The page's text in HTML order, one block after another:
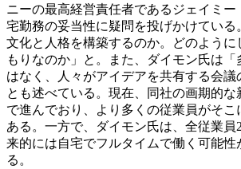
ニーの最高経営責任者であるジェイミー
宅勤務の妥当性に疑問を投げかけている
文化と人格を構築するのか。どのように
もりなのか」と。また、ダイモン氏は
はなく、人々がアイデアを共有する会議
とも述べている。現在、同社の画期的
で進んでおり、より多くの従業員がそ
ある。一方で、ダイモン氏は、全従業員
来的には自宅でフルタイムで働く可能性
る。